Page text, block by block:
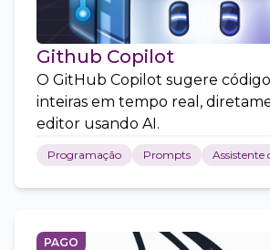
Github Copilot
O GitHub Copilot sugere
inteiras em tempo real,
editor usando AI.
Programação Prompts Assistente
PAGO